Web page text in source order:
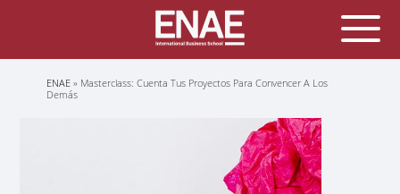
Sobrescribir
enlaces
de
ENAE
Masterclass: Cuenta Tus Proyectos Para Convencer A Los
Demás